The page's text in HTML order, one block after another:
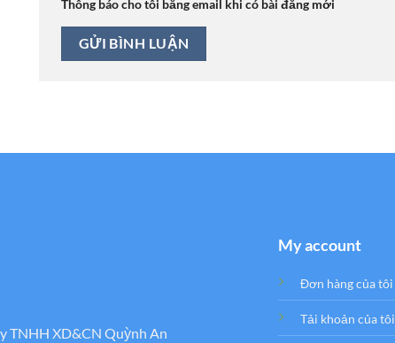
Thông báo cho tôi bằng email khi có bài đăng mới
TNHH XD&CN Quỳnh An
My account
Đơn hàng của tôi
Tải khoản của tôi